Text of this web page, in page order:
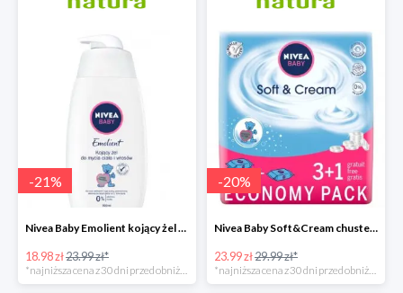
-21%
Nivea Baby Emolient kojący żel do mycia ciała i włosów 500ml
18.98 zł23.99 zł*
-20%
Nivea Baby Soft&Cream chusteczki 4x63 sztuki
23.99 zł29.99 zł*